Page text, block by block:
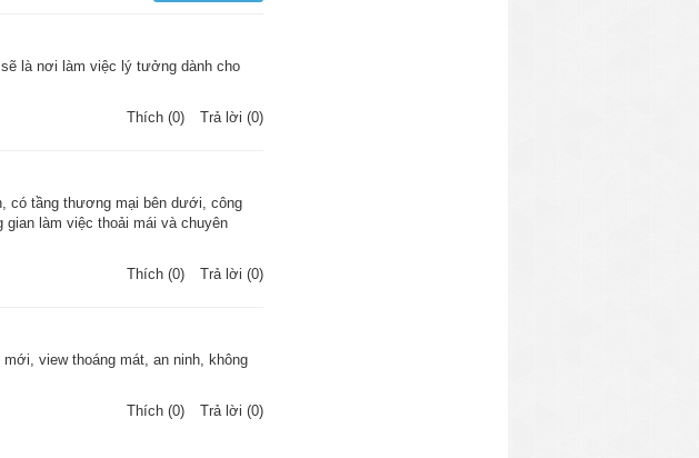
là nơi làm việc lý tưởng dành cho
Thích (0)
Trả lời (0)
có tầng thương mại bên dưới, công
gian làm việc thoải mái và chuyên
Thích (0)
Trả lời (0)
view thoáng mát, an ninh, không
Thích (0)
Trả lời (0)